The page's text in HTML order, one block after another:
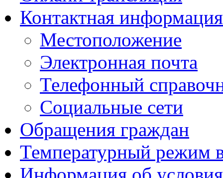
Контактная информация
Местоположение
Электронная почта
Телефонный
Социальные сети
Обращения граждан
Температурный режим